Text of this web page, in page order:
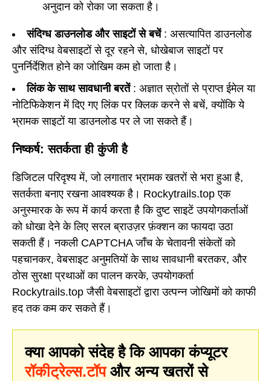
अनुदान को रोका जा सकता है।
संदिग्ध डाउनलोड और साइटों से बचें: असत्यापित डाउनलोड
और संदिग्ध वेबसाइटों से दूर रहने से, धोखेबाज साइटों पर
पुनर्निर्देशित होने का जोखिम कम हो जाता है।
लिंक के साथ सावधानी बरतें: अज्ञात स्रोतों से प्राप्त ईमेल या
नोटिफिकेशन में दिए गए लिंक पर क्लिक करने से बचें, क्योंकि ये
भ्रामक साइटों या डाउनलोड पर ले जा सकते हैं।
निष्कर्ष: सतर्कता ही कुंजी है
डिजिटल परिदृश्य में, जो लगातार भ्रामक खतरों से भरा हुआ है,
सतर्कता बनाए रखना आवश्यक है। Rockytrails.top एक
अनुस्मारक के रूप में कार्य करता है कि दुष्ट साइटें उपयोगकर्ताओं
को धोखा देने के लिए सरल ब्राउज़र फ़ंक्शन का फायदा उठा
सकती हैं। नकली CAPTCHA जाँच के चेतावनी संकेतों को
पहचानकर, वेबसाइट अनुमतियों के साथ सावधानी बरतकर, और
ठोस सुरक्षा प्रथाओं का पालन करके, उपयोगकर्ता
Rockytrails.top जैसी वेबसाइटों द्वारा उत्पन्न जोखिमों को काफी
हद तक कम कर सकते हैं।
क्या आपको संदेह है कि आपका कंप्यूटर
रॉकीट्रेल्स.टॉपऔर अन्य खतरों से